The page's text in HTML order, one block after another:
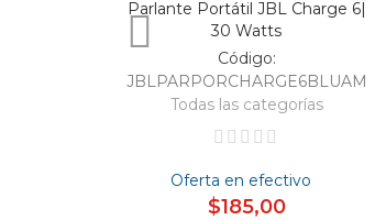
Parlante Portátil JBL Charge 6|
30 Watts
Código:
JBLPARPORCHARGE6BLUAM
Todas las categorías
Oferta en efectivo
$185,00